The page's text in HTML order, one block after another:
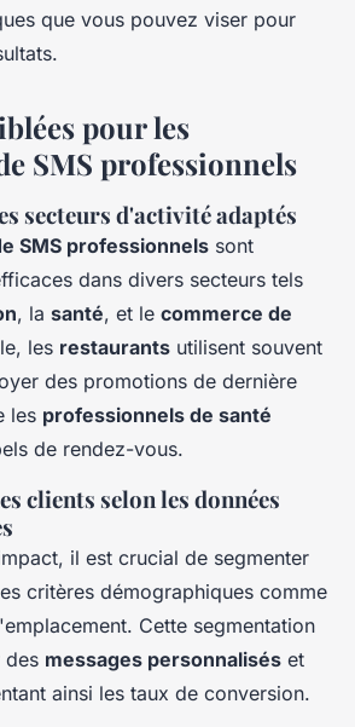
que vous pouvez viser pour
pour les
SMS professionnels
secteurs d'activité adaptés
SMS professionnels sont
dans divers secteurs tels
, la santé, et le commerce de
les restaurants utilisent souvent
des promotions de dernière
les professionnels de santé
de rendez-vous.
clients selon les données
il est crucial de segmenter
critères démographiques comme
Cette segmentation
des messages personnalisés et
ainsi les taux de conversion.